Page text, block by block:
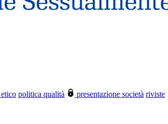
politica qualità presentazione società riviste